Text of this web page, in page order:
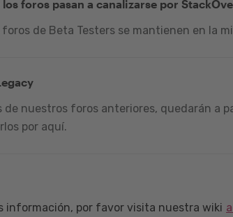
los foros pasan a canalizarse por
foros de Beta Testers se mantienen en la
de nuestros foros anteriores, quedarán a
por aquí.
información, por favor visita nuestra wiki